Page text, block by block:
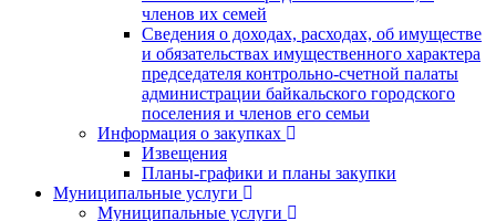
членов их семей
Сведения о доходах, расходах, об имуществе
и обязательствах имущественного характера
председателя контрольно-счетной палаты
администрации байкальского городского
поселения и членов его семьи
Информация о закупках
Извещения
Планы-графики и планы закупки
Муниципальные услуги
Муниципальные услуги